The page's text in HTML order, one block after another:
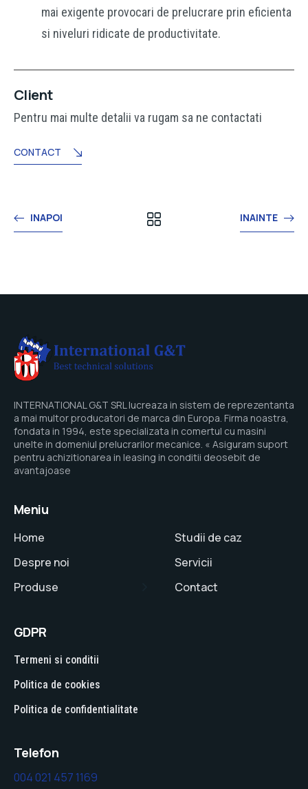
mai exigente provocari de prelucrare prin eficienta
si niveluri ridicate de productivitate.
Client
Pentru mai multe detalii va rugam sa ne contactati
CONTACT
INAPOI INAINTE
INTERNATIONAL G&T SRL lucreaza in sistem de reprezentanta
a mai multor producatori de marca din Europa. Firma noastra,
fondata in 1994, este specializata in comertul cu masini
unelte in domeniul prelucrarilor mecanice. « Asiguram suport
pentru achizitionarea in leasing in conditii deosebit de
avantajoase
Meniu
Home
Despre noi
Produse
Studii de caz
Servicii
Contact
GDPR
Termeni si conditii
Politica de cookies
Politica de confidentialitate
Telefon
004 021 457 1169